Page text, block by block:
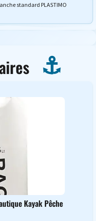
standard PLASTIMO
Kayak Pêche